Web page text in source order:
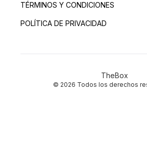
TÉRMINOS Y CONDICIONES
POLÍTICA DE PRIVACIDAD
TheBox
© 2026 Todos los derechos